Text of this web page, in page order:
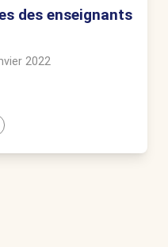
des enseignants
2022